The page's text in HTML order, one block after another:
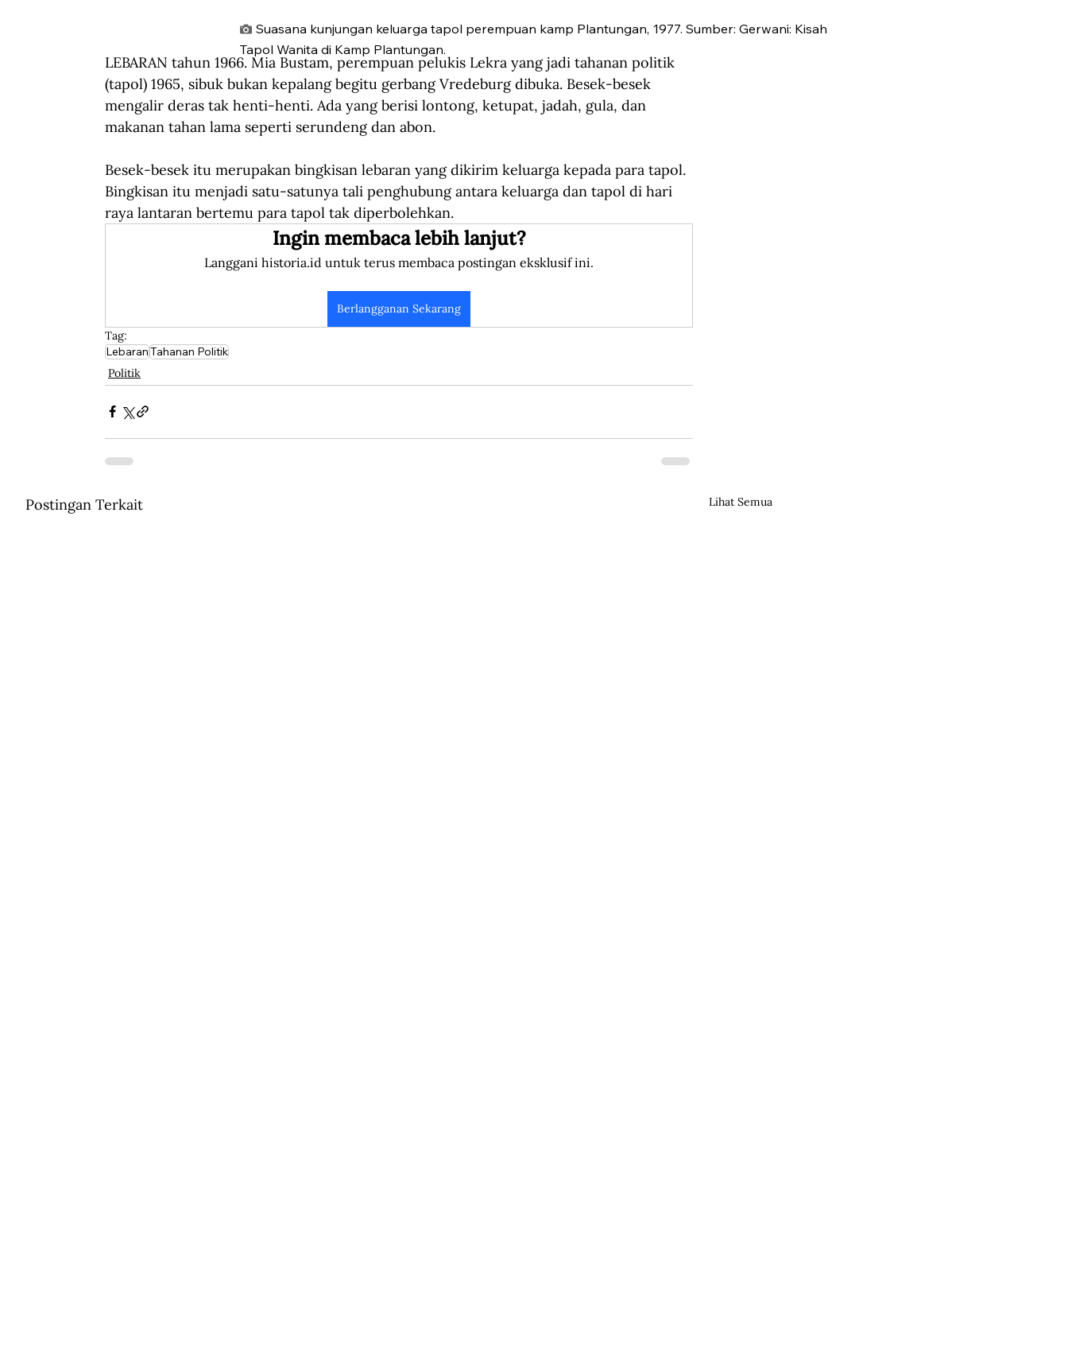
Suasana kunjungan keluarga tapol perempuan kamp Plantungan, 1977. Sumber: Gerwani: Kisah
Tapol Wanita di Kamp Plantungan.
LEBARAN tahun 1966. Mia Bustam, perempuan pelukis Lekra yang jadi tahanan politik
(tapol) 1965, sibuk bukan kepalang begitu gerbang Vredeburg dibuka. Besek-besek
mengalir deras tak henti-henti. Ada yang berisi lontong, ketupat, jadah, gula, dan
makanan tahan lama seperti serundeng dan abon.
Besek-besek itu merupakan bingkisan lebaran yang dikirim keluarga kepada para tapol.
Bingkisan itu menjadi satu-satunya tali penghubung antara keluarga dan tapol di hari
raya lantaran bertemu para tapol tak diperbolehkan.
Ingin membaca lebih lanjut?
Langgani historia.id untuk terus membaca postingan eksklusif ini.
Berlangganan Sekarang
Tag:
LebaranTahanan Politik
Politik
Postingan Terkait Lihat Semua